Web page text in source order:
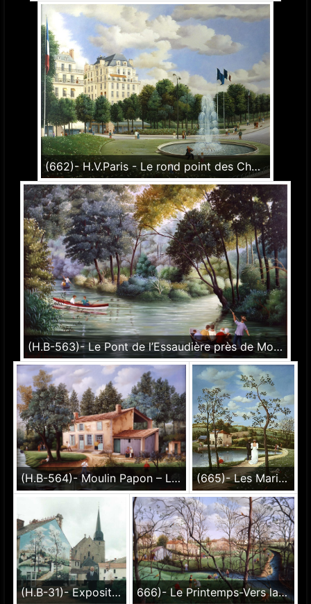
(662)- H.V.Paris - Le rond point des Champs Elysées-1989-hsb 50x60 cm.
(H.B-563)- Le Pont de l’Essaudière près de Mouchamps et la ferme du docteur Lamiraud hsb de format 27×35 cm, daté 1984. Signé en bas à gauche.
(H.B-564)- Moulin Papon – La voile blanche. hsb de format 24×35 cm, daté 1984. Signé en bas à droite. (665)- Les Mariés du Poiré sur Vie-1989-hsb 61x50 cm.
(H.B-31)- Exposition individuelle de 1990 Exposition individuelle de 1989 666)- Le Printemps-Vers la Berthelière-1989-hsb 24x35 cm.